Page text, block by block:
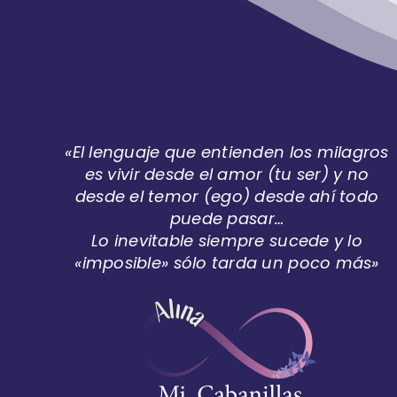
«El lenguaje que entienden los milagros
es vivir desde el amor (tu ser) y no
desde el temor (ego) desde ahí todo
puede pasar…
Lo inevitable siempre sucede y lo
«imposible» sólo tarda un poco más»